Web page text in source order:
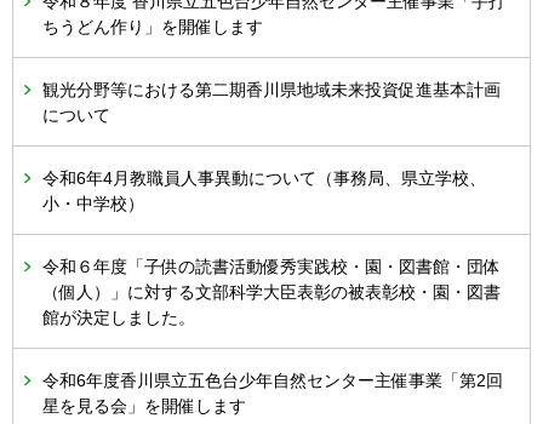
ちうどん作り」を開催します
観光分野等における第二期香川県地域未来投資促進基本計画
について
令和6年4月教職員人事異動について（事務局、県立学校、
小・中学校）
令和６年度「子供の読書活動優秀実践校・園・図書館・団体
（個人）」に対する文部科学大臣表彰の被表彰校・園・図書
館が決定しました。
令和6年度香川県立五色台少年自然センター主催事業「第2回
星を見る会」を開催します